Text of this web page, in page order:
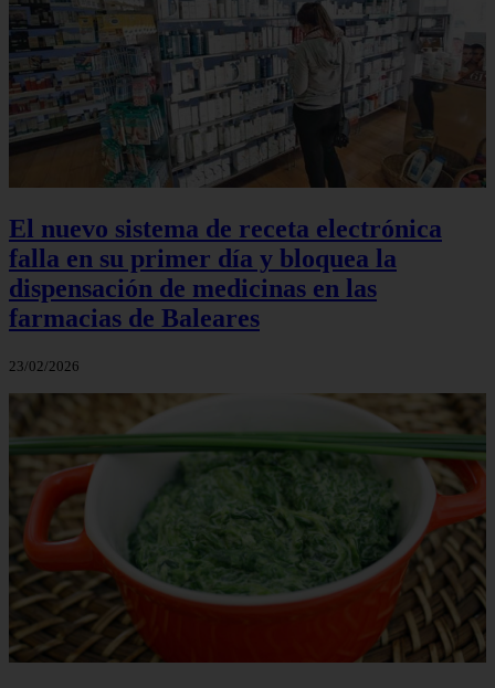
El nuevo sistema de receta electrónica
falla en su primer día y bloquea la
dispensación de medicinas en las
farmacias de Baleares
23/02/2026